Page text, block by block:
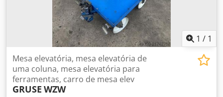
1 / 1
Mesa elevatória, mesa elevatória de
uma coluna, mesa elevatória para
ferramentas, carro de mesa elev
GRUSE WZW